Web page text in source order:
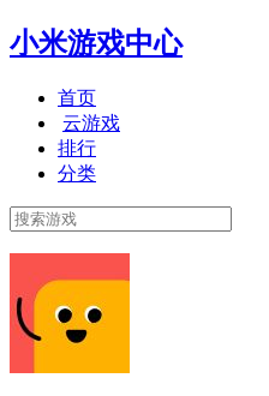
小米游戏中心
首页
云游戏
排行
分类